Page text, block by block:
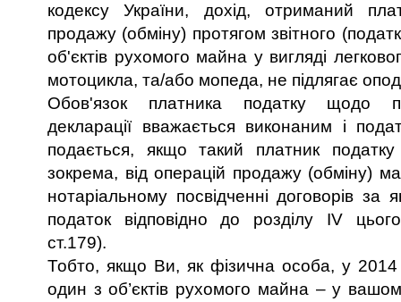
кодексу України, дохід, отриманий
продажу (обміну) протягом звітного
об'єктів рухомого майна у вигляді
мотоцикла, та/або мопеда, не підлягає
Обов'язок платника податку щодо
декларації вважається виконаним і
подається, якщо такий платник
зокрема, від операцій продажу (обміну)
нотаріальному посвідченні договорів за
податок відповідно до розділу IV
ст.179).
Тобто, якщо Ви, як фізична особа, у
один з об’єктів рухомого майна – у